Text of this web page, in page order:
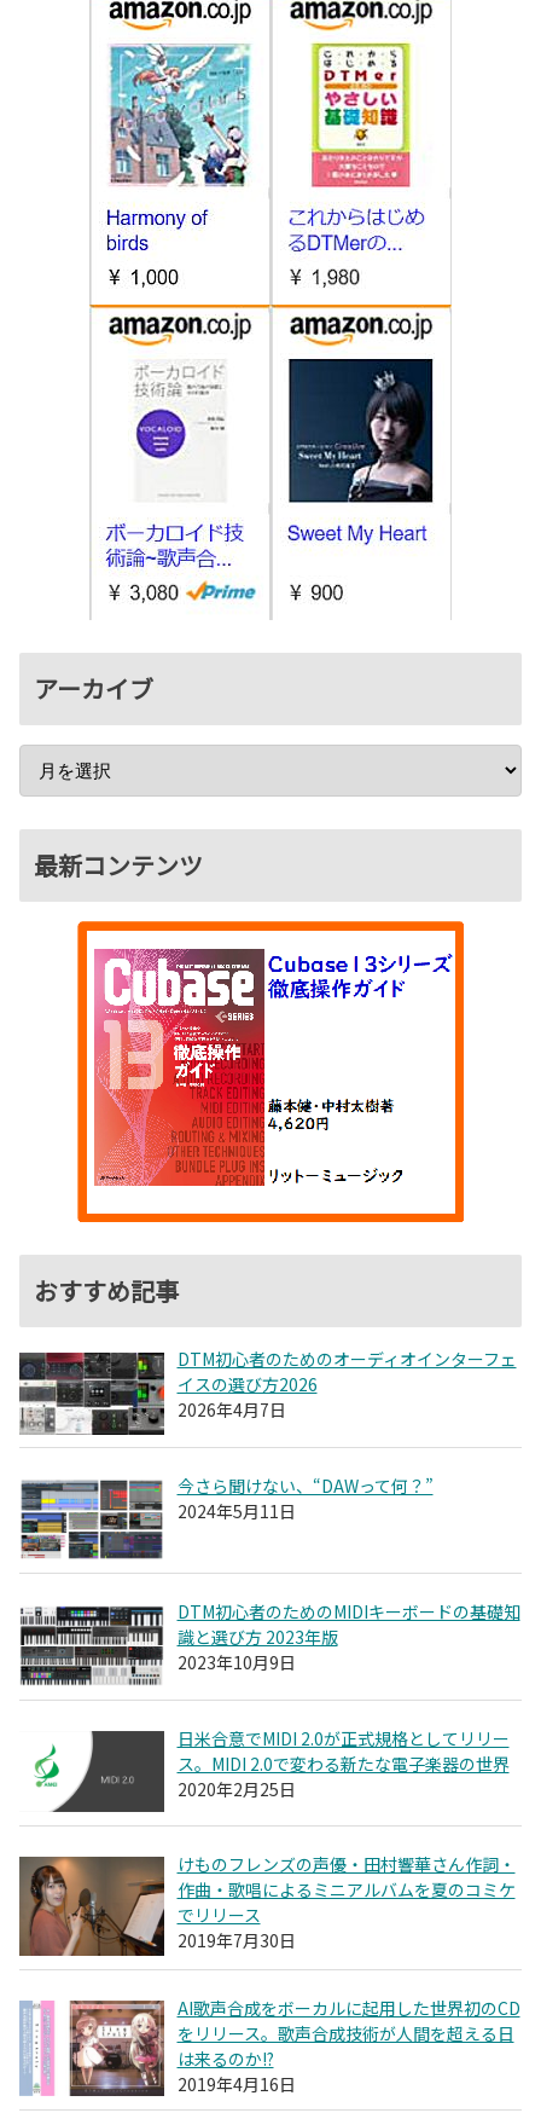
アーカイブ
最新コンテンツ
おすすめ記事
DTM初心者のためのオーディオインターフェ
イスの選び方2026
2026年4月7日
今さら聞けない、“DAWって何？”
2024年5月11日
DTM初心者のためのMIDIキーボードの基礎知
識と選び方 2023年版
2023年10月9日
日米合意でMIDI 2.0が正式規格としてリリー
ス。MIDI 2.0で変わる新たな電子楽器の世界
2020年2月25日
けものフレンズの声優・田村響華さん作詞・
作曲・歌唱によるミニアルバムを夏のコミケ
でリリース
2019年7月30日
AI歌声合成をボーカルに起用した世界初のCD
をリリース。歌声合成技術が人間を超える日
は来るのか!?
2019年4月16日